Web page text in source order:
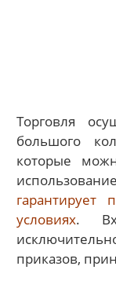
Торговля
большого
которые
гарантирует
условиях.
приказов,